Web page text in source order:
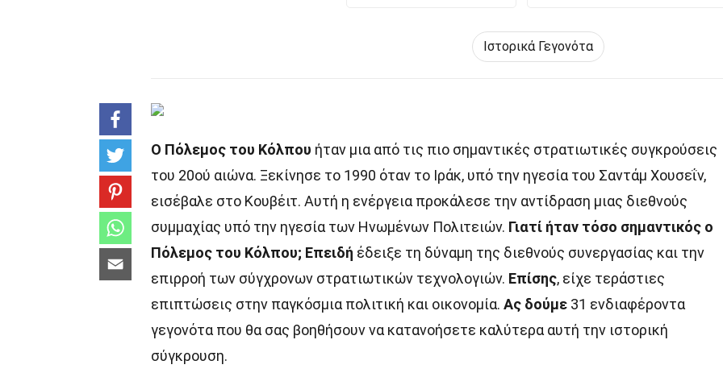
Ιστορικά Γεγονότα
Ο Πόλεμος του Κόλπου ήταν μια από τις πιο σημαντικές στρατιωτικές συγκρούσεις
του 20ού αιώνα. Ξεκίνησε το 1990 όταν το Ιράκ, υπό την ηγεσία του Σαντάμ Χουσεΐν,
εισέβαλε στο Κουβέιτ. Αυτή η ενέργεια προκάλεσε την αντίδραση μιας διεθνούς
συμμαχίας υπό την ηγεσία των Ηνωμένων Πολιτειών. Γιατί ήταν τόσο σημαντικός ο
Πόλεμος του Κόλπου; Επειδή έδειξε τη δύναμη της διεθνούς συνεργασίας και την
επιρροή των σύγχρονων στρατιωτικών τεχνολογιών. Επίσης, είχε τεράστιες
επιπτώσεις στην παγκόσμια πολιτική και οικονομία. Ας δούμε 31 ενδιαφέροντα
γεγονότα που θα σας βοηθήσουν να κατανοήσετε καλύτερα αυτή την ιστορική
σύγκρουση.